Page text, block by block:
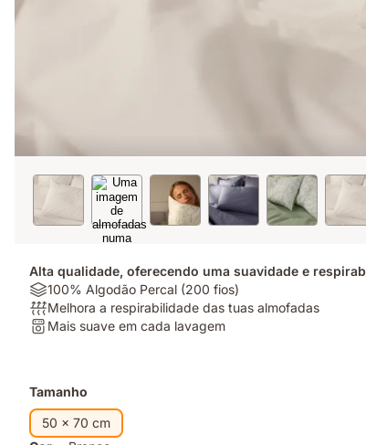
Alta qualidade, oferecendo uma suavidade e
Materiais:
100%
Algodão
100% Algodão Percal (200 fios)
Respirabilidade:
Melhora
tuas
almofadas
Melhora a respirabilidade das tuas almofadas
Lavagem:
cada
lavagem
Mais suave em cada lavagem
Complementos
Tamanho
50 x 70 cm